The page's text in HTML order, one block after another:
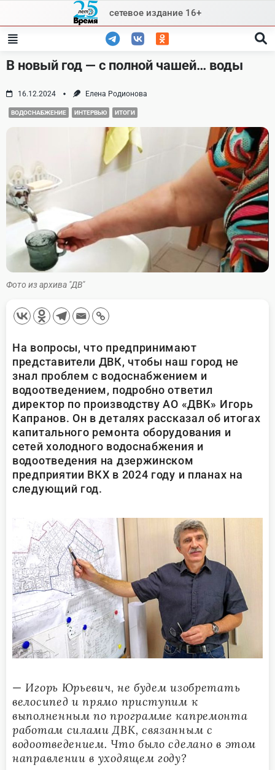
content
сетевое издание 16+
В новый год — с полной чашей… воды
16.12.2024 Елена Родионова
ВОДОСНАБЖЕНИЕ ИНТЕРВЬЮ ИТОГИ
Фото из архива "ДВ"
На вопросы, что предпринимают
представители ДВК, чтобы наш город не
знал проблем с водоснабжением и
водоотведением, подробно ответил
директор по производству АО «ДВК» Игорь
Капранов. Он в деталях рассказал об итогах
капитального ремонта оборудования и
сетей холодного водоснабжения и
водоотведения на дзержинском
предприятии ВКХ в 2024 году и планах на
следующий год.
— Игорь Юрьевич, не будем изобретать
велосипед и прямо приступим к
выполненным по программе капремонта
работам силами ДВК, связанным с
водоотведением. Что было сделано в этом
направлении в уходящем году?